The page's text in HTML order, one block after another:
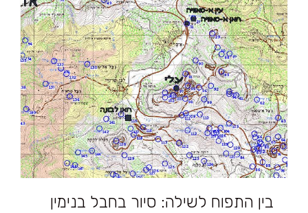
בין התפוח לשילה: סיור בחבל בנימין